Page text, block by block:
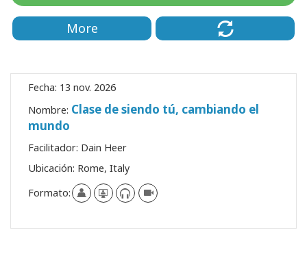
Facilitadores
CONTACTO
More
Fecha: 13 nov. 2026
Nombre: Clase de siendo tú, cambiando el
mundo
Facilitador: Dain Heer
Ubicación: Rome, Italy
Formato: